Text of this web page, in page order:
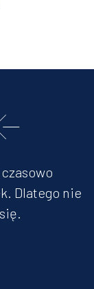
Dlatego nie